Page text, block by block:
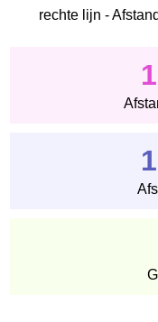
rechte lijn -